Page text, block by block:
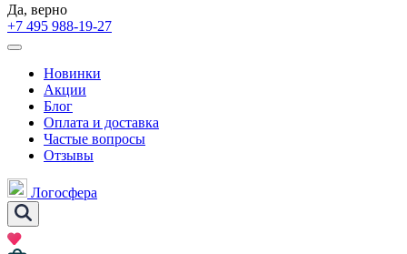
Да, верно
+7 495 988-19-27
Новинки
Акции
Блог
Оплата и доставка
Частые вопросы
Отзывы
Логосфера